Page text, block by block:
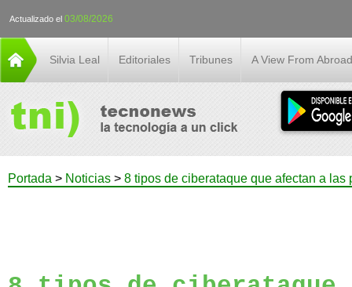
Actualizado el 03/08/2026
Silvia Leal Editoriales Tribunes A View From Abroad
Portada > Noticias > 8 tipos de ciberataque que afectan a las